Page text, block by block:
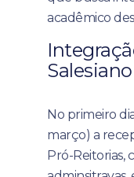
acadêmico
Salesiano
No primeiro
março) a
Pró-Reitorias,